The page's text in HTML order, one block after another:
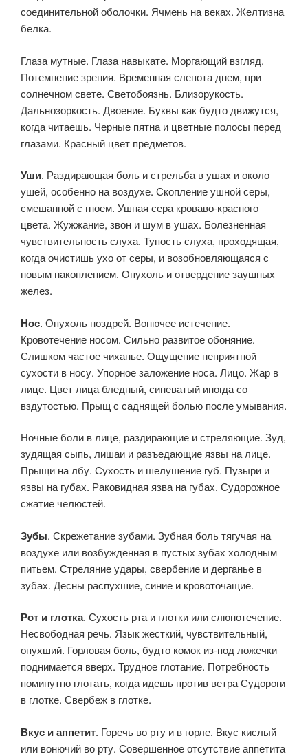
соединитель­ной оболочки. Ячмень на веках. Желтизна
белка.
Глаза мутные. Гла­за навыкате. Моргающий взгляд.
Потемнение зрения. Временная слепота днем, при
солнечном свете. Светобоязнь. Близорукость.
Дальнозоркость. Двоение. Буквы как будто движутся,
когда чита­ешь. Черные пятна и цветные полосы перед
глазами. Красный цвет предметов.
Уши. Раздирающая боль и стрельба в ушах и около
ушей, осо­бенно на воздухе. Скопление ушной серы,
смешанной с гноем. Уш­ная сера кроваво-красного
цвета. Жужжание, звон и шум в ушах. Болезненная
чувствительность слуха. Тупость слуха, проходящая,
когда очистишь ухо от серы, и возобновляющаяся с
новым накоплением. Опухоль и отвердение заушных
желез.
Нос. Опухоль ноздрей. Вонючее истечение.
Кровотечение носом. Сильно развитое обоняние.
Слишком частое чиханье. Ощуще­ние неприятной
сухости в носу. Упорное заложение носа. Лицо. Жар в
лице. Цвет лица бледный, синеватый иногда со
вздутостью. Прыщ с саднящей болью после умывания.
Ночные боли в лице, раздирающие и стреляющие. Зуд,
зудящая сыпь, лишаи и разъедающие язвы на лице.
Прыщи на лбу. Сухость и шелушение губ. Пузыри и
язвы на губах. Раковидная язва на губах. Судорожное
сжатие челюстей.
Зубы. Скрежетание зубами. Зубная боль тягучая на
воздухе или возбужденная в пустых зубах холодным
питьем. Стреляние удары, свербение и дерганье в
зубах. Десны распухшие, синие и кровоточащие.
Рот и глотка. Сухость рта и глотки или слюнотечение.
Несвободная речь. Язык жесткий, чувствительный,
опухший. Горловая боль, будто комок из-под ложечки
поднимается вверх. Трудное гло­тание. Потребность
поминутно глотать, когда идешь против ветра Судороги
в глотке. Свербеж в глотке.
Вкус и аппетит. Горечь во рту и в горле. Вкус кислый
или вонючий во рту. Совершенное отсутствие аппетита